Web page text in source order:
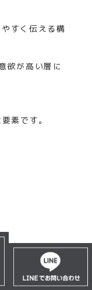
すく伝える構
欲が高い層に
素です。
容が中心にな
にもつながり